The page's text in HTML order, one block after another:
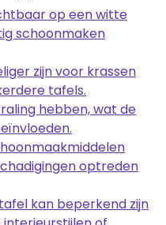
op een witte
schoonmaken
zijn voor krassen
tafels.
hebben, wat de
optreden
kan beperkend zijn